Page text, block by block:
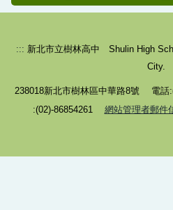
樹中經典書籍推薦
國中部參考格式
::: 新北市立樹林高中 Shulin High
City.
238018新北市樹林區中華路8號 電話
:(02)-86854261 網站管理者郵件